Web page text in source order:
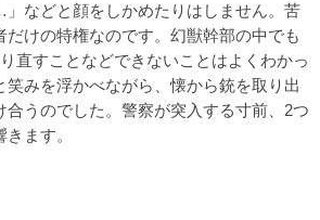
などと顔をしかめたりはしません。苦
だけの特権なのです。幻獣幹部の中でも
直すことなどできないことはよくわかっ
笑みを浮かべながら、懐から銃を取り出
合うのでした。警察が突入する寸前、2つ
ます。